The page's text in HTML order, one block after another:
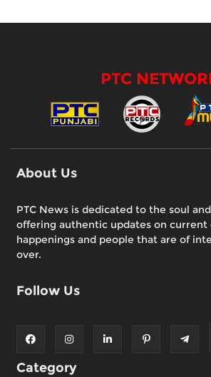
PTC
About Us
PTC News is dedicated to the soul
offering authentic updates on current
happenings and people that are of
over.
Follow Us
Category